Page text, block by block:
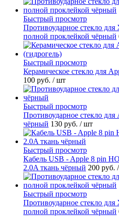
Быстрый просмотр
Противоударное стекло
полной проклейкой чёрный
Быстрый просмотр
Керамическое стекло для
100 руб. / шт
Быстрый просмотр
Противоударное стекло
чёрный 130 руб. / шт
Быстрый просмотр
Кабель USB - Apple 8 pin
2.0A ткань чёрный 200 руб.
Быстрый просмотр
Противоударное стекло
полной проклейкой чёрный